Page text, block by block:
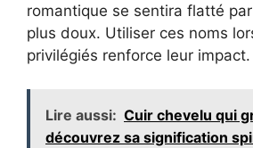
romantique se sentira flatté
plus doux. Utiliser ces noms
privilégiés renforce leur impact.
Lire aussi: Cuir chevelu qui
découvrez sa signification